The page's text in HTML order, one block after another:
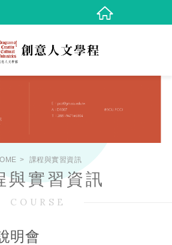
課程與實習資訊
與實習資訊
COURSE
明會